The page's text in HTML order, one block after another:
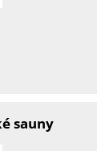
sauny